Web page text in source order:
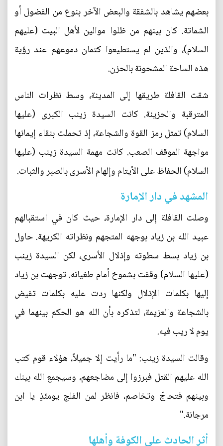
بعضهم يشاهد بالشفقة والبعض الآخر بنوع من الفضول أو
الشماتة. كان بينهم من ظلوا موالين لأهل البيت (عليهم
السلام)، والذين لم يستطيعوا كتمان دموعهم عند رؤية
هذه الساحة المشحونة بالحزن.
شقت القافلة طريقها إلى المدينة، وسط نظرات الناس
المترقبة والحزينة. كانت السيدة زينب الكبرى (عليها
السلام) تمثل رمز القوة والشجاعة، إذ تحملت بنقاء إيمانها
مواجهة الموقف الصعب. كانت مهمة السيدة زينب (عليها
السلام) الحفاظ على الأيتام وإلهام الأسرى بالصبر والثبات.
المشهد في دار الإمارة
وصلت القافلة إلى دار الإمارة، حيث كان في استقبالهم
عبيد الله بن زياد بوجهه المتجهم ونظراته الكريهة. حاول
بن زياد بسط سطوته وإذلال الأسرى، لكن السيدة زينب
(عليها السلام) وقفت بشموخ أمام طغيانه. توجهت بن زياد
إليها بكلمات الإذلال ولكنها ردت عليه بكلمات تفيض
بالشجاعة والعزيمة، لتذكره بأن الله هو الحكم بينهما في
يوم لا ريب فيه.
وقالت السيدة زينب: "ما رأيت إلا جميلاً، هؤلاء قوم كتب
الله عليهم القتل فبرزوا إلى مضاجعهم، وسيجمع الله بينك
وبينهم فتحاجّ وتخاصم، فانظر لمن الفلج يومئذٍ يا ابن
مرجانة."
أثر الحادث على الكوفة وأهلها